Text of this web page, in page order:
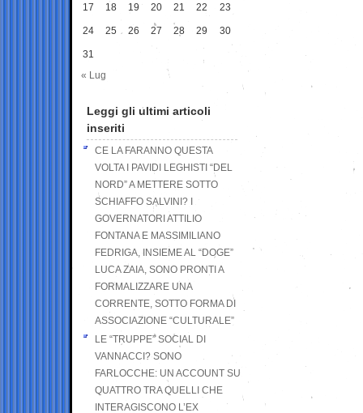
17 18 19 20 21 22 23
24 25 26 27 28 29 30
31
« Lug
Leggi gli ultimi articoli
inseriti
CE LA FARANNO QUESTA
VOLTA I PAVIDI LEGHISTI “DEL
NORD” A METTERE SOTTO
SCHIAFFO SALVINI? I
GOVERNATORI ATTILIO
FONTANA E MASSIMILIANO
FEDRIGA, INSIEME AL “DOGE”
LUCA ZAIA, SONO PRONTI A
FORMALIZZARE UNA
CORRENTE, SOTTO FORMA DI
ASSOCIAZIONE “CULTURALE”
LE “TRUPPE” SOCIAL DI
VANNACCI? SONO
FARLOCCHE: UN ACCOUNT SU
QUATTRO TRA QUELLI CHE
INTERAGISCONO L’EX